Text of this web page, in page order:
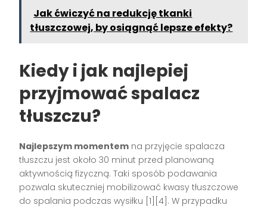
Jak ćwiczyć na redukcję tkanki
tłuszczowej, by osiągnąć lepsze efekty?
Kiedy i jak najlepiej
przyjmować spalacz
tłuszczu?
Najlepszym momentem na przyjęcie spalacza
tłuszczu jest około 30 minut przed planowaną
aktywnością fizyczną. Taki sposób podawania
pozwala skuteczniej mobilizować kwasy tłuszczowe
do spalania podczas wysiłku [1][4]. W przypadku